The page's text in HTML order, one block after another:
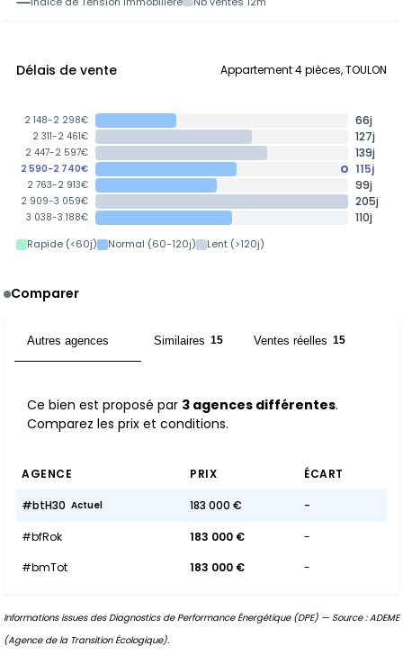
Délais de vente Appartement 4 pièces, TOULON
2 148-2 298€ 66j
2 311-2 461€ 127j
2 447-2 597€ 139j
2 590-2 740€ 115j
2 763-2 913€ 99j
2 909-3 059€ 205j
3 038-3 188€ 110j
Rapide (<60j) Normal (60-120j) Lent (>120j)
Comparer
Autres agences Similaires 15 Ventes réelles 15
Ce bien est proposé par 3 agences différentes.
Comparez les prix et conditions.
AGENCE PRIX ÉCART
#btH30 Actuel 183 000 € -
#bfRok 183 000 €
-
#bmTot
183 000 € -
Informations issues des Diagnostics de Performance Énergétique (DPE) — Source : ADEME
(Agence de la Transition Écologique).